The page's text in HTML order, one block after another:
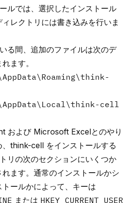
ルでは、選択したインストール
レクトリには書き込みを行いま
る間、追加のファイルは次のデ
ます。
cell
および Microsoft Excelとのやり
、think-cell をインストールする
リの次のセクションにいくつか
ます。通常のインストールかシ
ールかによって、キーは
または HKEY_CURRENT_USER